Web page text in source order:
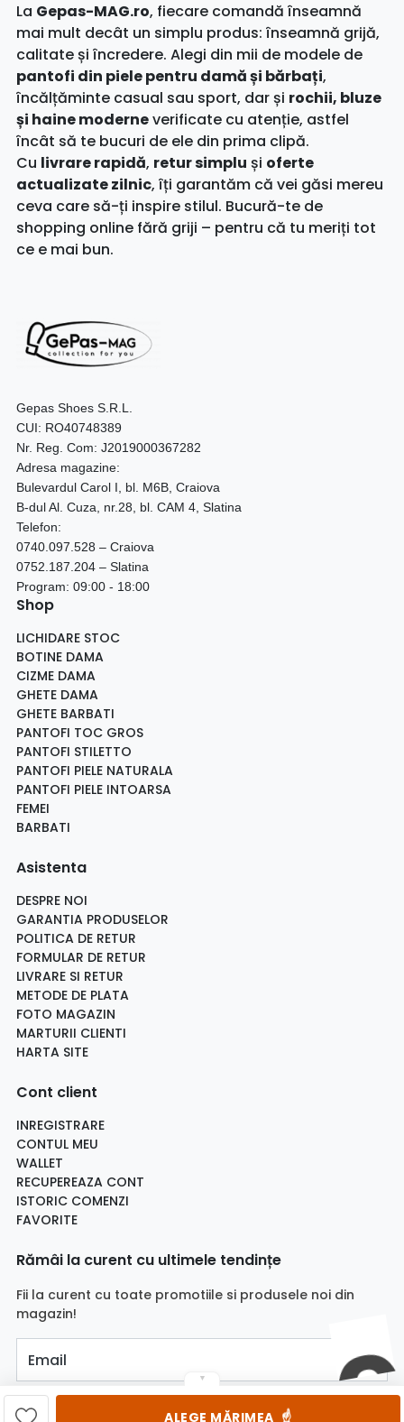
▼
ALEGE MĂRIMEA ☝️
La Gepas-MAG.ro, fiecare comandă înseamnă
mai mult decât un simplu produs: înseamnă grijă,
calitate și încredere. Alegi din mii de modele de
pantofi din piele pentru damă și bărbați,
încălțăminte casual sau sport, dar și rochii, bluze
și haine moderneverificate cu atenție, astfel
încât să te bucuri de ele din prima clipă.
Cu livrare rapidă, retur simplu și oferte
actualizate zilnic, îți garantăm că vei găsi mereu
ceva care să-ți inspire stilul. Bucură-te de
shopping online fără griji – pentru că tu meriți tot
ce e mai bun.
Gepas Shoes S.R.L.
CUI: RO40748389
Nr. Reg. Com: J2019000367282
Adresa magazine:
Bulevardul Carol I, bl. M6B, Craiova
B-dul Al. Cuza, nr.28, bl. CAM 4, Slatina
Telefon:
0740.097.528 – Craiova
0752.187.204 – Slatina
Program: 09:00 - 18:00
Shop
LICHIDARE STOC
BOTINE DAMA
CIZME DAMA
GHETE DAMA
GHETE BARBATI
PANTOFI TOC GROS
PANTOFI STILETTO
PANTOFI PIELE NATURALA
PANTOFI PIELE INTOARSA
FEMEI
BARBATI
Asistenta
DESPRE NOI
GARANTIA PRODUSELOR
POLITICA DE RETUR
FORMULAR DE RETUR
LIVRARE SI RETUR
METODE DE PLATA
FOTO MAGAZIN
MARTURII CLIENTI
HARTA SITE
Cont client
INREGISTRARE
CONTUL MEU
WALLET
RECUPEREAZA CONT
ISTORIC COMENZI
FAVORITE
Rămâi la curent cu ultimele tendințe
Fii la curent cu toate promotiile si produsele noi din
magazin!
Email